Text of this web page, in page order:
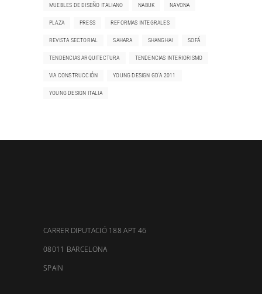
MUEBLES DE DISEÑO ITALIANO NABUK NAVONA
PLAZA PRESS REFORMAS INTEGRALES
REVISTA SECTORIAL SAHARA SHANGHAI SOFÁ
TENDENCIAS ARQUITECTURA TENDENCIAS INTERIORISMO
VIA CONSTRUCCIÓN YOUNG DESIGN GD'A 2011
YOUNG DESIGN ITALIA
CARRER DIPUTACIÓ 188 APT 46
08011 BARCELONA
SPAIN